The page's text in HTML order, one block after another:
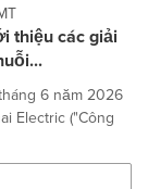
thiệu các giải
6 năm 2026
Electric ("Công